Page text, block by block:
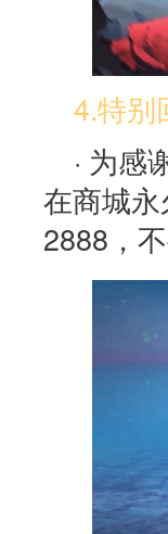
4.特别
· 为感
在商城
2888，